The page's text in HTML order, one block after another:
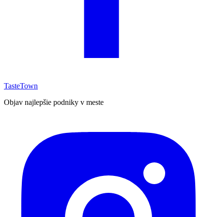
TasteTown
Objav najlepšie podniky v meste